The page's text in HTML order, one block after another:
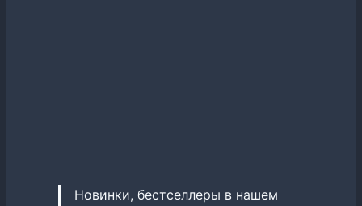
Новинки, бестселлеры в нашем